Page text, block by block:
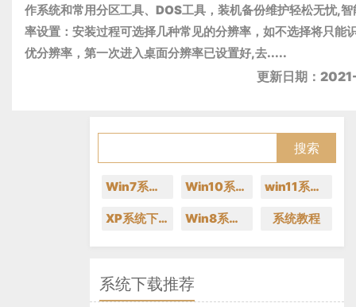
作系统和常用分区工具、DOS工具，装机备份维护轻松无忧,智
率设置：安装过程可选择几种常见的分辨率，如不选择将只能
优分辨率，第一次进入桌面分辨率已设置好,去.....
更新日期：
Win7系统下载 Win10系统下载 win11系统下载
XP系统下载 Win8系统下载 系统教程
系统下载推荐